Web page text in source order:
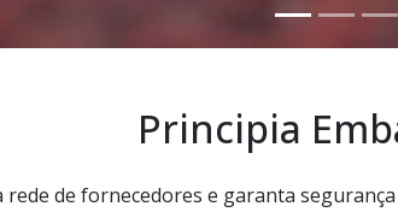
Principia
rede de fornecedores e garanta